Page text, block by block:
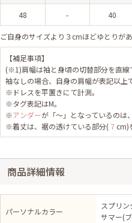
48 - 40
ご自身のサイズより３cmほどゆとりがあ
【補足事項】
(※1)肩幅は袖と身頃の切替部分を直線
袖なしの場合、自身の肩幅が表記以上
※ドレスを平置きにて計測。
※タグ表記はM。
※アンダーが「～」となっているのは
※着丈は、裾の透けている部分( 7 cm)
商品詳細情報
パーソナルカラー
スプリ
サマー(